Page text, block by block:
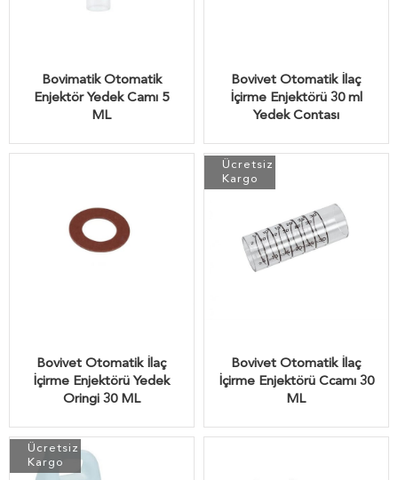
Bovimatik Otomatik
Enjektör Yedek Camı 5
ML
Bovivet Otomatik İlaç
İçirme Enjektörü 30 ml
Yedek Contası
Bovivet Otomatik İlaç
İçirme Enjektörü Yedek
Oringi 30 ML
Bovivet Otomatik İlaç
İçirme Enjektörü Ccamı 30
ML
Ücretsiz
Kargo
Ücretsiz
Kargo